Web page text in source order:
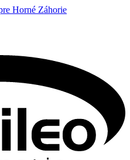
Horné Záhorie